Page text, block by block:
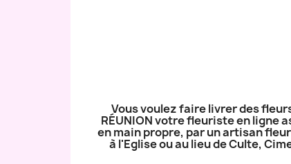
Vous voulez faire livrer des
RÉUNION votre fleuriste en ligne
en main propre, par un artisan
à l'Eglise ou au lieu de Culte,